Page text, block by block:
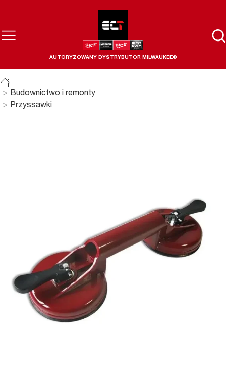
AUTORYZOWANY DYSTRYBUTOR MILWAUKEE®
Budownictwo i remonty
Przyssawki